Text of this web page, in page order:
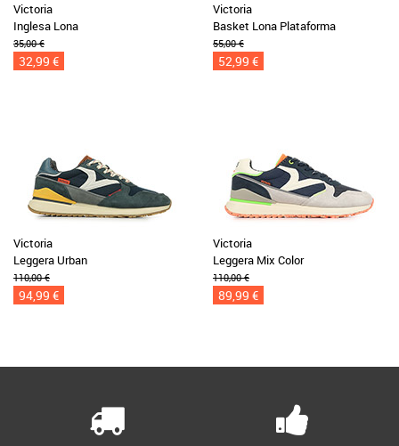
Victoria
Inglesa Lona
35,00 €
32,99 €
Victoria
Basket Lona Plataforma
55,00 €
52,99 €
Victoria
Leggera Urban
110,00 €
94,99 €
Victoria
Leggera Mix Color
110,00 €
89,99 €